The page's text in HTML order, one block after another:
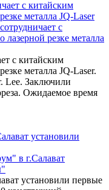
с
резке металла
с китайским
металла JQ-Laser.
Lee. Заключили
Ожидаемое время
в г.Салават
установили первые